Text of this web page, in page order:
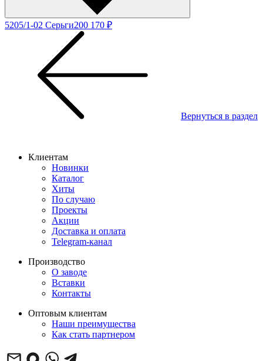
5205/1-02 Серьги200 170 ₽
Вернуться в раздел
Клиентам
Новинки
Каталог
Хиты
По случаю
Проекты
Акции
Доставка и оплата
Telegram-канал
Производство
О заводе
Вставки
Контакты
Оптовым клиентам
Наши преимущества
Как стать партнером